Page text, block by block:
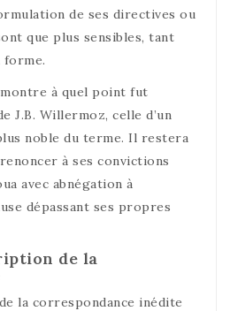
de ses directives ou
que plus sensibles, tant
forme.
montre à quel point fut
J.B. Willermoz, celle d’un
noble du terme. Il restera
à ses convictions
avec abnégation à
dépassant ses propres
de la
la correspondance inédite